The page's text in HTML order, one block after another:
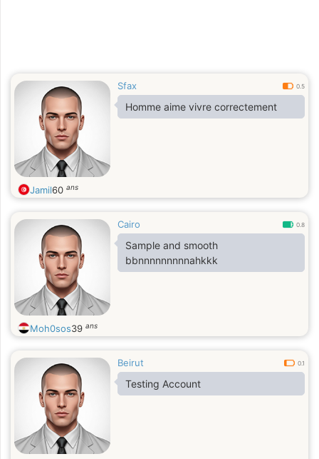
Sfax 0.5
Homme aime vivre correctement
Jamil60 ans
Cairo 0.8
Sample and smooth
bbnnnnnnnnnahkkk
Moh0sos39 ans
Beirut 0.1
Testing Account